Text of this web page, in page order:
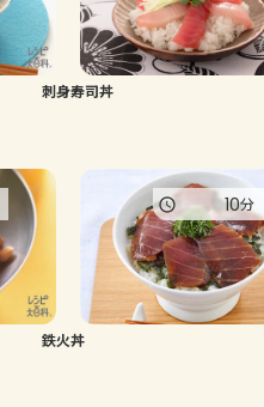
刺身寿司丼
鉄火丼
10分